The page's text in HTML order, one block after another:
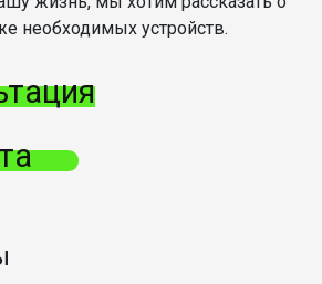
необходимых устройств.